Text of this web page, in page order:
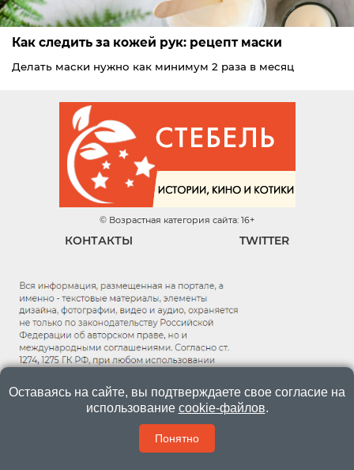
Как следить за кожей рук: рецепт маски
Делать маски нужно как минимум 2 раза в месяц
© Возрастная категория сайта: 16+
КОНТАКТЫ TWITTER
Оставаясь на сайте, вы подтверждаете свое согласие на
использование cookie-файлов.
Понятно